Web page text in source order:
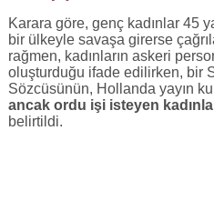
Karara göre, genç kadınlar 45
bir ülkeyle savaşa girerse
rağmen, kadınların askeri
oluşturduğu ifade edilirken, bir
Sözcüsünün, Hollanda yayın
ancak ordu işi isteyen
belirtildi.